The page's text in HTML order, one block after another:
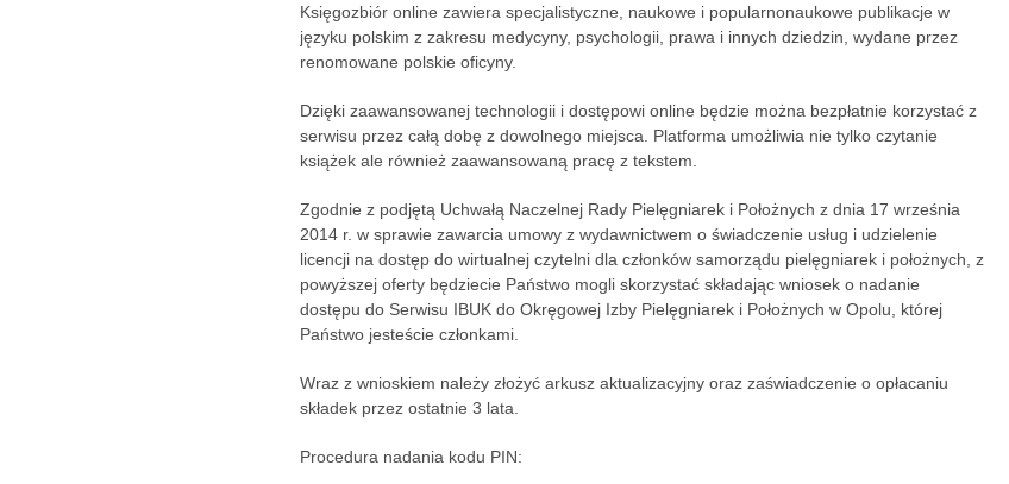
Księgozbiór online zawiera specjalistyczne, naukowe i popularnonaukowe publikacje w
języku polskim z zakresu medycyny, psychologii, prawa i innych dziedzin, wydane przez
renomowane polskie oficyny.
Dzięki zaawansowanej technologii i dostępowi online będzie można bezpłatnie korzystać z
serwisu przez całą dobę z dowolnego miejsca. Platforma umożliwia nie tylko czytanie
książek ale również zaawansowaną pracę z tekstem.
Zgodnie z podjętą Uchwałą Naczelnej Rady Pielęgniarek i Położnych z dnia 17 września
2014 r. w sprawie zawarcia umowy z wydawnictwem o świadczenie usług i udzielenie
licencji na dostęp do wirtualnej czytelni dla członków samorządu pielęgniarek i położnych, z
powyższej oferty będziecie Państwo mogli skorzystać składając wniosek o nadanie
dostępu do Serwisu IBUK do Okręgowej Izby Pielęgniarek i Położnych w Opolu, której
Państwo jesteście członkami.
Wraz z wnioskiem należy złożyć arkusz aktualizacyjny oraz zaświadczenie o opłacaniu
składek przez ostatnie 3 lata.
Procedura nadania kodu PIN: